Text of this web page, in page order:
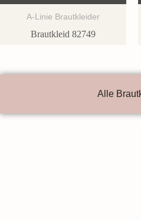
A-Linie Brautkleider
Brautkleid 82749
Alle